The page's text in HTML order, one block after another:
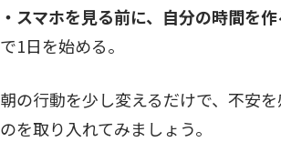
・スマホを見る前に、自分の時間を
で1日を始める。
朝の行動を少し変えるだけで、不安
のを取り入れてみましょう。